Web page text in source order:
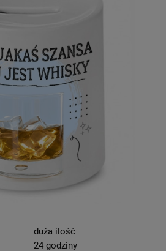
duża ilość
24 godziny